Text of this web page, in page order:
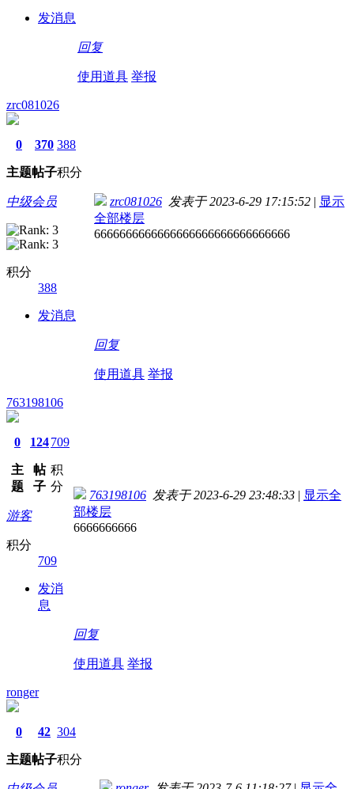
发消息
回复
使用道具 举报
zrc081026
0
主题
370
帖子
388
积分
中级会员
积分
388
发消息
zrc081026 发表于 2023-6-29 17:15:52 | 显示
全部楼层
6666666666666666666666666666666
回复
使用道具 举报
763198106
0
主
题
124
帖
子
709
积
分
游客
积分
709
发消
息
763198106 发表于 2023-6-29 23:48:33 | 显示全
部楼层
6666666666
回复
使用道具 举报
ronger
0
主题
42
帖子
304
积分